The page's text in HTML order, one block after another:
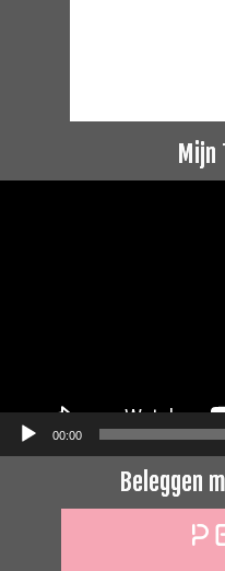
Mijn
00:00
Beleggen